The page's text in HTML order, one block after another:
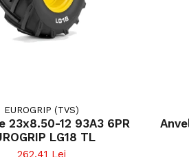
EUROGRIP (TVS)
EUROGRIP LG18 TL
262,41 Lei